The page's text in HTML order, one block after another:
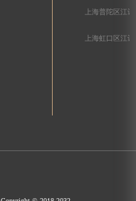
上海普陀区江
上海虹口区江